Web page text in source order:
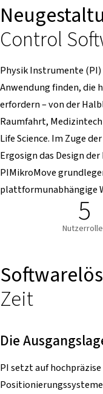
Control
Physik Instrumente
Anwendung finden, die
erfordern – von der
Raumfahrt,
Life Science. Im Zuge
Ergosign das Design
PIMikroMove
plattformunabhängige
5
Zeit
Die
PI setzt auf